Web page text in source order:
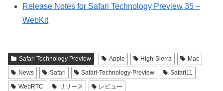
Release Notes for Safari Technology Preview 35 –
WebKit
Safari Technology Preview Apple High-Sierra
Mac
News
Safari Safari-Technology-Preview
Safari11
WebRTC
リリース レビュー